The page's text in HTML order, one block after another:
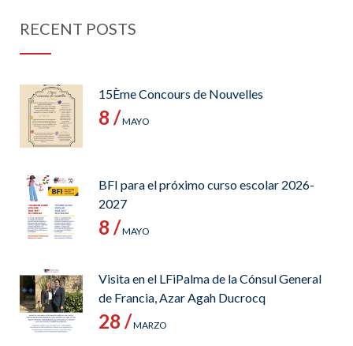
RECENT POSTS
15Ème Concours de Nouvelles
8 /MAYO
BFI para el próximo curso escolar 2026-
2027
8 /MAYO
Visita en el LFiPalma de la Cónsul General
de Francia, Azar Agah Ducrocq
28 /MARZO